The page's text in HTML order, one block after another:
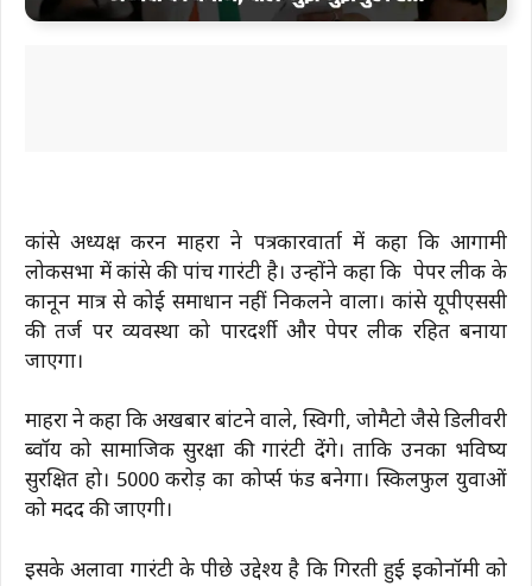
कांग्रेस अध्यक्ष करन माहरा ने पत्रकारवार्ता में कहा कि आगामी
लोकसभा में कांग्रेस की पांच गारंटी है। उन्होंने कहा कि पेपर लीक के
कानून मात्र से कोई समाधान नहीं निकलने वाला। कांग्रेस यूपीएससी
की तर्ज पर व्यवस्था को पारदर्शी और पेपर लीक रहित बनाया
जाएगा।
माहरा ने कहा कि अखबार बांटने वाले, स्विगी, जोमैटो जैसे डिलीवरी
ब्वॉय को सामाजिक सुरक्षा की गारंटी देंगे। ताकि उनका भविष्य
सुरक्षित हो। 5000 करोड़ का कोर्प्स फंड बनेगा। स्किलफुल युवाओं
को मदद की जाएगी।
इसके अलावा गारंटी के पीछे उद्देश्य है कि गिरती हुई इकोनॉमी को